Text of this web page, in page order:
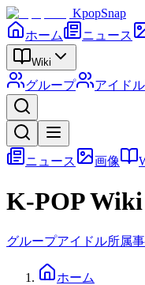
KpopSnap
ホーム
ニュース
Wiki
グループ アイドル
ニュース 画像
K-POP Wiki
グループアイドル所属
ホーム